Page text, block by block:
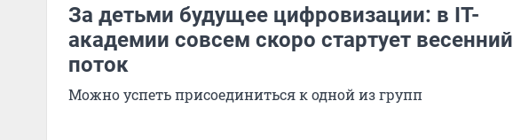
За детьми будущее цифровизации: в IT-
академии совсем скоро стартует весенний
поток
Можно успеть присоединиться к одной из групп